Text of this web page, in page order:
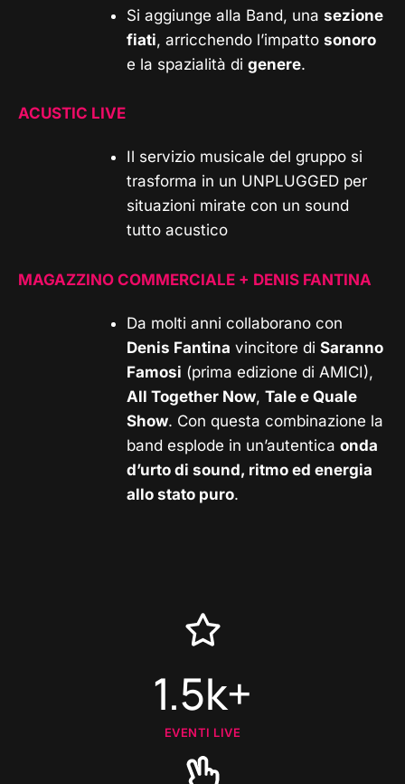
Si aggiunge alla Band, unasezione
fiati, arricchendo l’impattosonoro
e la spazialità digenere.
ACUSTIC LIVE
Il servizio musicale del gruppo si
trasforma in un UNPLUGGED per
situazioni mirate con un sound
tutto acustico
MAGAZZINO COMMERCIALE + DENIS FANTINA
Da molti anni collaborano con
Denis Fantina vincitore diSaranno
Famosi (prima edizione di AMICI),
All Together Now,Tale e Quale
Show. Con questa combinazione la
band esplode in un’autenticaonda
d’urto di sound, ritmo ed energia
allo stato puro.
1.5k+
EVENTI LIVE